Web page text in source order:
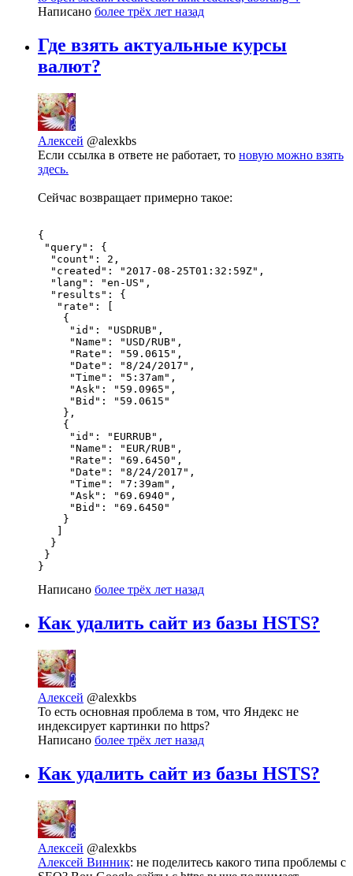
Написано более трёх лет назад
Где взять актуальные курсы
валют?
Алексей @alexkbs
Если ссылка в ответе не работает, то новую можно взять
здесь.
Сейчас возвращает примерно такое:
{
"query": {
  "count": 2,
  "created": "2017-08-25T01:32:59Z",
  "lang": "en-US",
  "results": {
   "rate": [
    {
     "id": "USDRUB",
     "Name": "USD/RUB",
     "Rate": "59.0615",
     "Date": "8/24/2017",
     "Time": "5:37am",
     "Ask": "59.0965",
     "Bid": "59.0615"
    },
    {
     "id": "EURRUB",
     "Name": "EUR/RUB",
     "Rate": "69.6450",
     "Date": "8/24/2017",
     "Time": "7:39am",
     "Ask": "69.6940",
     "Bid": "69.6450"
    }
  }
}
}
Написано более трёх лет назад
Как удалить сайт из базы HSTS?
Алексей @alexkbs
То есть основная проблема в том, что Яндекс не
индексирует картинки по https?
Написано более трёх лет назад
Как удалить сайт из базы HSTS?
Алексей @alexkbs
Алексей Винник: не поделитесь какого типа проблемы c